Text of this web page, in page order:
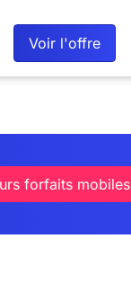
Voir l'offre
forfaits mobiles